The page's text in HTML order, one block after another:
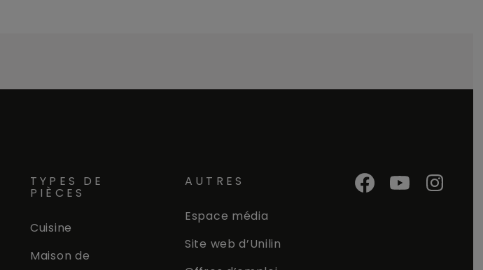
TYPES DE
PIÈCES
Cuisine
Maison de
AUTRES
Espace média
Site web d’Unilin